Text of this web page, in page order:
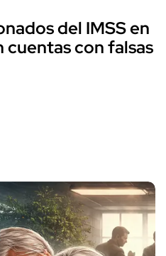
del IMSS en
cuentas con falsas